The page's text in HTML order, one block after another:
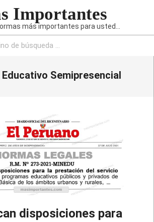
Importantes
más importantes para usted...
Semipresencial
disposiciones para